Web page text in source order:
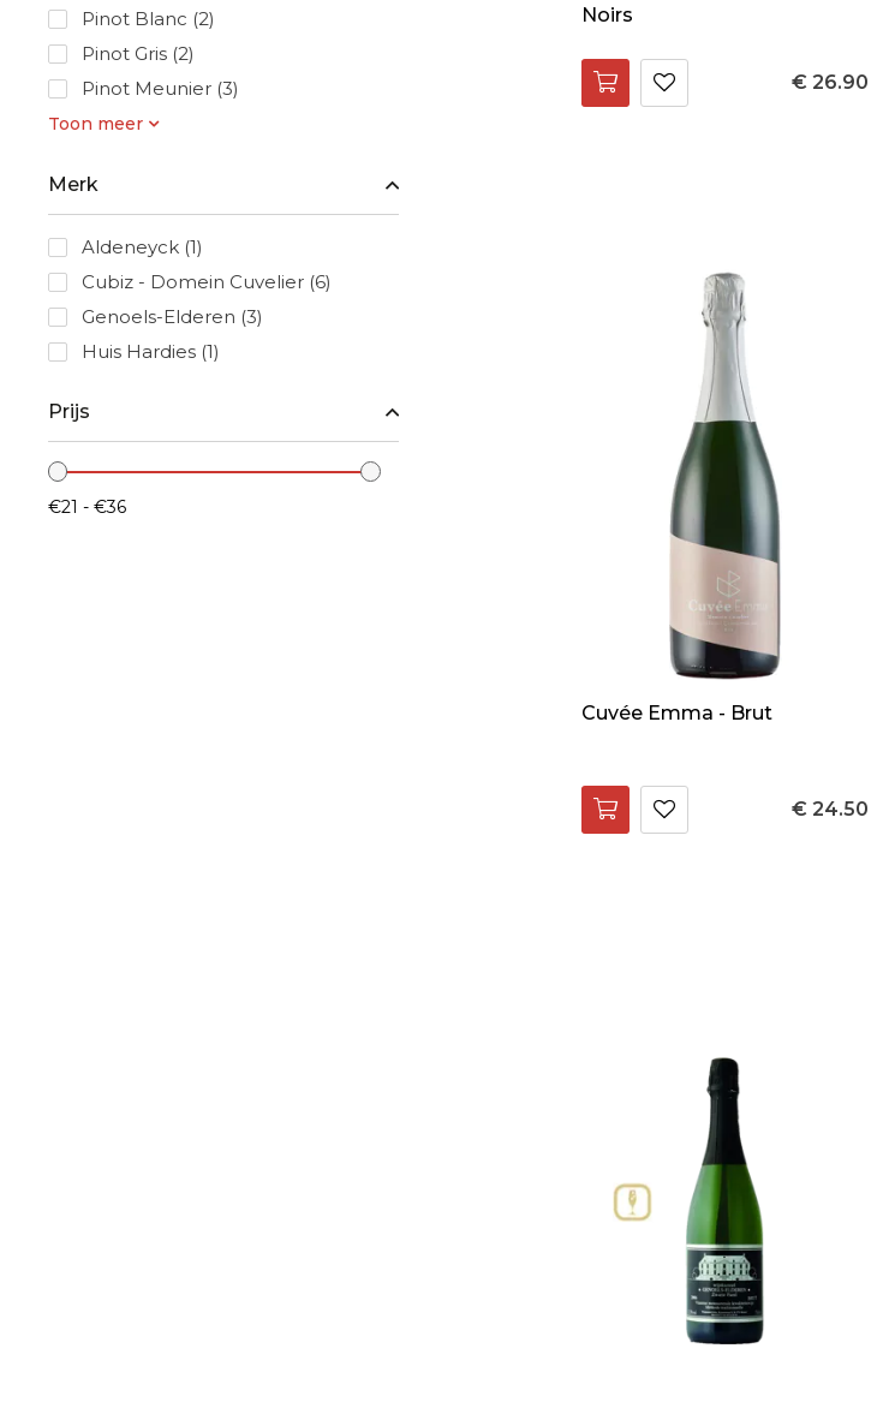
Pinot Blanc (2)
Pinot Gris (2)
Pinot Meunier (3)
Toon meer
Merk
Aldeneyck (1)
Cubiz - Domein Cuvelier (6)
Genoels-Elderen (3)
Huis Hardies (1)
Prijs
Noirs
€ 26.90
Cuvée Emma - Brut
€ 24.50